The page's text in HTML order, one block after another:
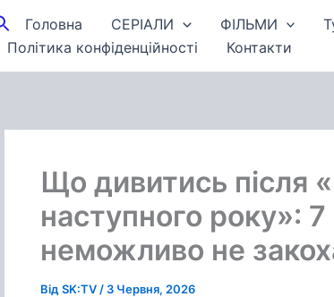
Головна СЕРІАЛИ ФІЛЬМИ
Політика конфіденційності
Контакти
Що дивитись після
наступного року»: 7
неможливо не
Від SK:TV / 3 Червня, 2026